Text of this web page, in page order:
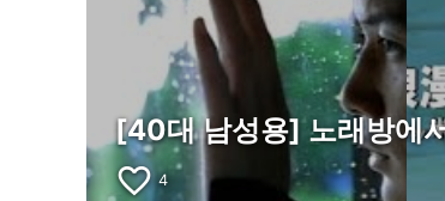
[40대 남성용] 노래방에
favorite_border 4